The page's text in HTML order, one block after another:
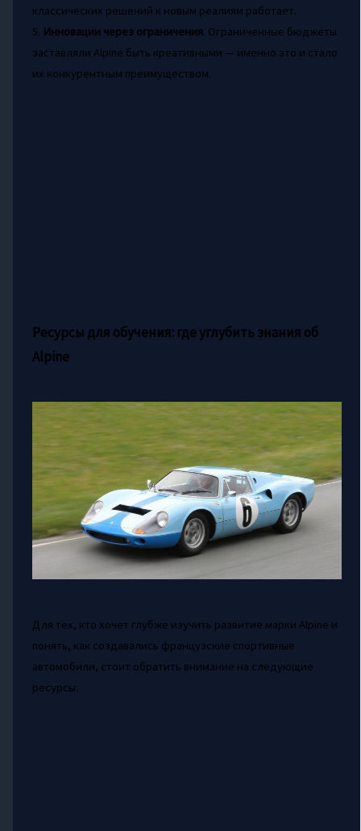
классических решений к новым реалиям работает.
5. Инновации через ограничения. Ограниченные бюджеты
заставляли Alpine быть креативными — именно это и стало
их конкурентным преимуществом.
Ресурсы для обучения: где углубить знания об
Alpine
Для тех, кто хочет глубже изучить развитие марки Alpine и
понять, как создавались французские спортивные
автомобили, стоит обратить внимание на следующие
ресурсы: